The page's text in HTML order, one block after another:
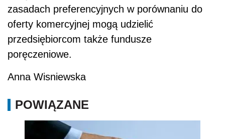
zasadach preferencyjnych w porównaniu do
oferty komercyjnej mogą udzielić
przedsiębiorcom także fundusze
poręczeniowe.
Anna Wisniewska
POWIĄZANE